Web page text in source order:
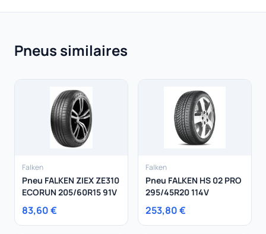
Pneus similaires
Falken
Pneu FALKEN ZIEX ZE310
ECORUN 205/60R15 91V
83,60 €
Falken
Pneu FALKEN HS 02 PRO
295/45R20 114V
253,80 €